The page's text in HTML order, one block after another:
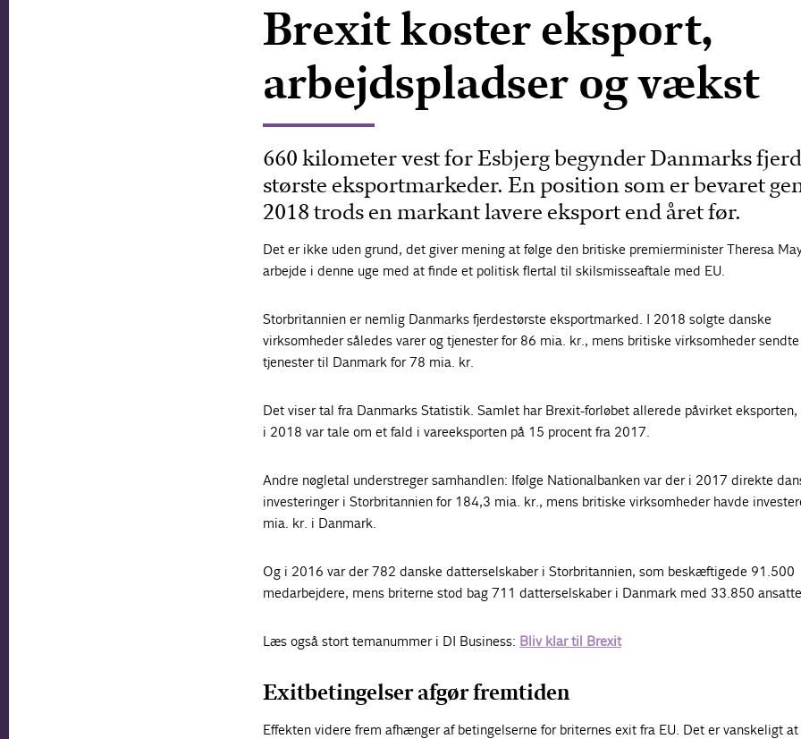
Brexit koster eksport,
arbejdspladser og vækst
660 kilometer vest for Esbjerg begynder Danmarks
største eksportmarkeder. En position som er bevaret
2018 trods en markant lavere eksport end året før.
Det er ikke uden grund, det giver mening at følge den britiske premierminister Theresa
arbejde i denne uge med at finde et politisk flertal til skilsmisseaftale med EU.
Storbritannien er nemlig Danmarks fjerdestørste eksportmarked. I 2018 solgte danske
virksomheder således varer og tjenester for 86 mia. kr., mens britiske virksomheder
tjenester til Danmark for 78 mia. kr.
Det viser tal fra Danmarks Statistik. Samlet har Brexit-forløbet allerede påvirket
i 2018 var tale om et fald i vareeksporten på 15 procent fra 2017.
Andre nøgletal understreger samhandlen: Ifølge Nationalbanken var der i 2017 direkte
investeringer i Storbritannien for 184,3 mia. kr., mens britiske virksomheder havde
mia. kr. i Danmark.
Og i 2016 var der 782 danske datterselskaber i Storbritannien, som beskæftigede 91.500
medarbejdere, mens briterne stod bag 711 datterselskaber i Danmark med 33.850
Læs også stort temanummer i DI Business: Bliv klar til Brexit
Exitbetingelser afgør fremtiden
Effekten videre frem afhænger af betingelserne for briternes exit fra EU. Det er vanskeligt at